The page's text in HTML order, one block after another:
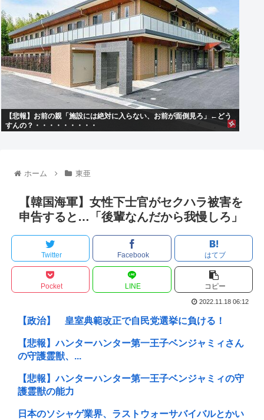
【悲報】お前の親「施設には絶対に入らない、お前が面倒見ろ」←どう
すんの？・・・・・・・・・
ホーム 東亜
【韓国海軍】女性下士官がセクハラ被害を
申告すると…「後輩なんだから我慢しろ」
Twitter Facebook はてブ
Pocket LINE コピー
2022.11.18 06:12
【政治】 皇室典範改正で自民党選挙に負ける！
【悲報】ハンターハンター第一王子ベンジャミィさん
の守護霊獣、...
【悲報】ハンターハンター第一王子ベンジャミィの守
護霊獣の能力
日本のソシャゲ業界、ラストウォーサバイバルとかい